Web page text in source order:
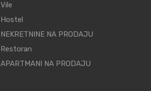
Vile
Hostel
NEKRETNINE NA PRODAJU
Restoran
APARTMANI NA PRODAJU